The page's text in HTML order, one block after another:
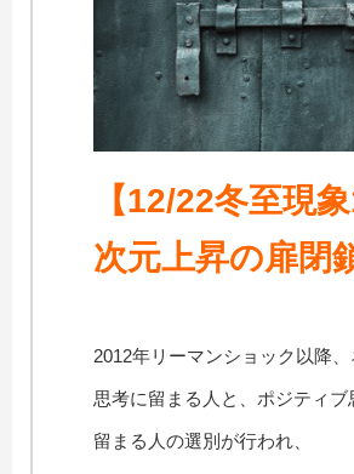
【12/22冬至現象
次元上昇の扉閉
2012年リーマンショック以降
思考に留まる人と、ポジティブ
留まる人の選別が行われ、